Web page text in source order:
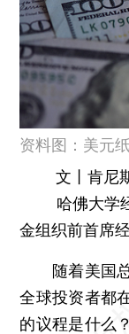
资料图：美元
文丨肯尼斯
哈佛大学经
金组织前首席
随着美国总
全球投资者都
的议程是什么